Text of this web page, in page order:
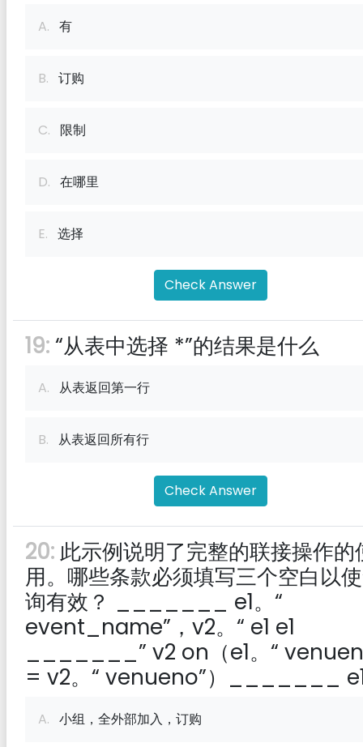
A. 有
B. 订购
C. 限制
D. 在哪里
E. 选择
Check Answer
19:“从表中选择 *”的结果是什么
A. 从表返回第一行
B. 从表返回所有行
Check Answer
20:此示例说明了完整的联接操作的
用。哪些条款必须填写三个空白以
询有效？ _______ e1。“
event_name”，v2。“ e1 e1
_______” v2 on（e1。“
= v2。“ venueno”）_______
A. 小组，全外部加入，订购